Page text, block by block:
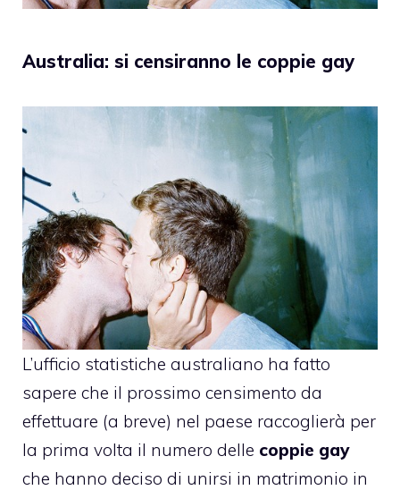
Australia: si censiranno le coppie gay
L’ufficio statistiche australiano ha fatto
sapere che il prossimo censimento da
effettuare (a breve) nel paese raccoglierà per
la prima volta il numero delle coppie gay
che hanno deciso di unirsi in matrimonio in